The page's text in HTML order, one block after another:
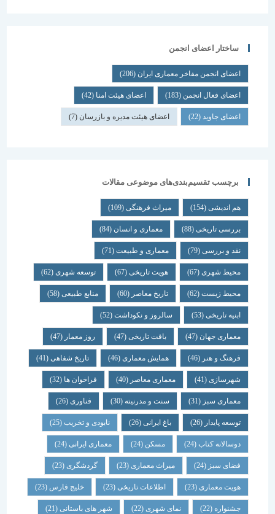
ساختار اعضای انجمن
اعضای انجمن مفاخر معماری ایران (206)
اعضای فعال انجمن(183) اعضای هیئت امنا(42)
اعضای جاوید(22) اعضای هیئت مدیره و بازرسان(7)
برچسب تقسیم‌بندی‌های موضوعی مقالات
هم اندیشی (154) میراث فرهنگی (109)
بررسی تاریخی (88) معماری و انسان (84)
نقد و بررسی (79) معماری و طبیعت (71)
محیط شهری(67) هویت تاریخی(67) توسعه شهری(62)
محیط زیست(62) تاریخ معاصر(60) منابع طبیعی(58)
ابنیه تاریخی(53) سالروز و نکوداشت(52)
معماری جهان (47) بافت تاریخی(47) روز معمار(47)
فرهنگ و هنر(46) همایش معماری (46) تاریخ شفاهی (41)
شهرسازی(41) معماری معاصر(40) فراخوان ها (32)
معماری سبز(31) سنت و مدرنیته(30) فناوری (26)
توسعه پایدار(26) باغ ایرانی(26) نابودی و تخریب(25)
دوسالانه کتاب(24) مسکن (24) معماری ایرانی(24)
فضای سبز(24) میراث معماری (23) گردشگری (23)
هویت معماری (23) اطلاعات تاریخی(23) خلیج فارس(23)
جشنواره(22) نمای شهری(22) شهر های باستانی (21)